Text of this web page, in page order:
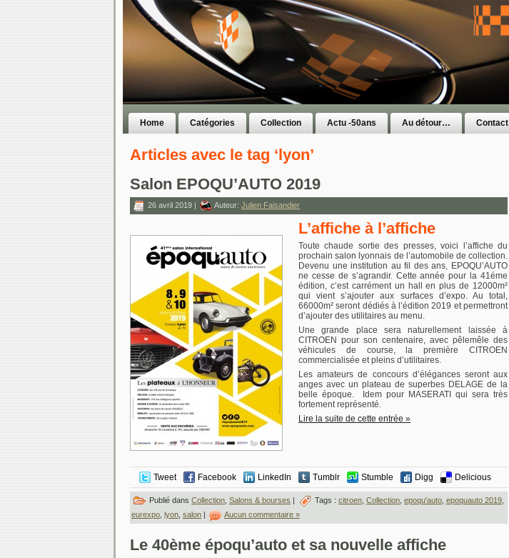
Home Catégories Collection Actu -50ans Au détour… Contact
Articles avec le tag ‘lyon’
Salon EPOQU’AUTO 2019
26 avril 2019 | Auteur: Julien Faisandier
L’affiche à l’affiche
Toute chaude sortie des presses, voici l’affiche du
prochain salon lyonnais de l’automobile de collection.
Devenu une institution au fil des ans, EPOQU’AUTO
ne cesse de s’agrandir. Cette année pour la 41éme
édition, c’est carrément un hall en plus de 12000m²
qui vient s’ajouter aux surfaces d’expo. Au total,
66000m² seront dédiés à l’édition 2019 et permettront
d’ajouter des utilitaires au menu.
Une grande place sera naturellement laissée à
CITROEN pour son centenaire, avec pêlemêle des
véhicules de course, la première CITROEN
commercialisée et pleins d’utilitaires.
Les amateurs de concours d’élégances seront aux
anges avec un plateau de superbes DELAGE de la
belle époque. Idem pour MASERATI qui sera très
fortement représenté.
Lire la suite de cette entrée »
Tweet Facebook LinkedIn Tumblr Stumble Digg Delicious
Publié dans Collection Salons & bourses | Tags : citroen Collection epoqu'auto epoquauto 2019
eurexpo lyon salon | Aucun commentaire »
Le 40ème époqu’auto et sa nouvelle affiche